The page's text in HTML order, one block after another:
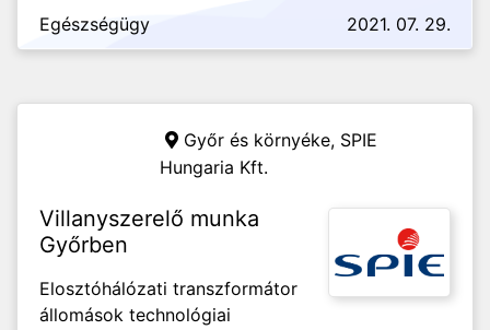
Egészségügy 2021. 07. 29.
Győr és környéke, SPIE
Hungaria Kft.
Villanyszerelő munka
Győrben
Elosztóhálózati transzformátor
állomások technológiai